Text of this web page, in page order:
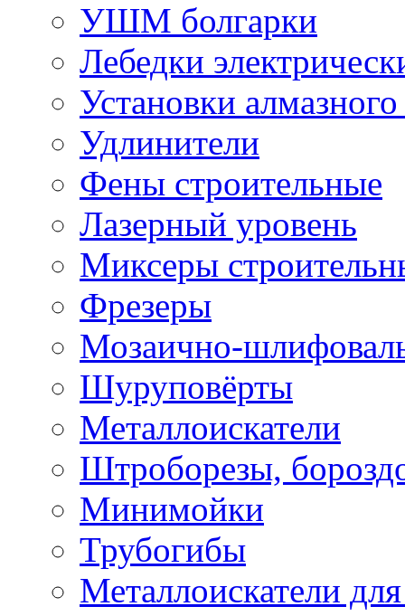
УШМ болгарки
Лебедки
Установки
Удлинители
Фены строительные
Лазерный уровень
Миксеры
Фрезеры
Мозаично-
Шуруповёрты
Металлоискатели
Штроборезы,
Минимойки
Трубогибы
Металлоискатели